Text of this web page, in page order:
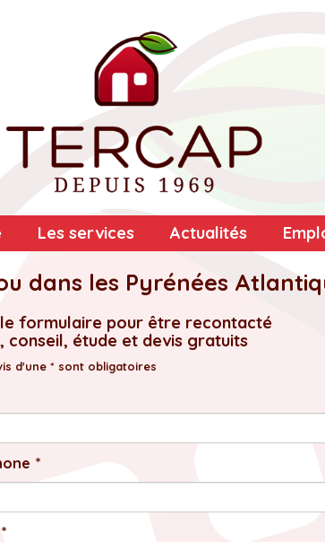
Les services Actualités
dans les Pyrénées
formulaire pour être recontacté
conseil, étude et devis gratuits
d'une * sont obligatoires
*